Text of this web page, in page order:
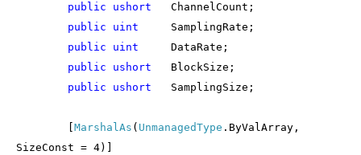
public
ushort
ChannelCount;
public
uint
SamplingRate;
public
uint
DataRate;
public
ushort
BlockSize;
public
ushort SamplingSize;
MarshalAs ( UnmanagedType .ByValArray,
SizeConst = 4)]